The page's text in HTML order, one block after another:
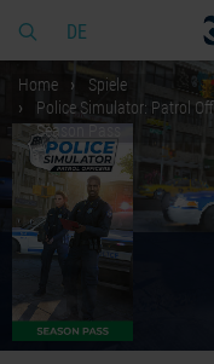
DE
Home
Spiele
Police Simulator: Patrol
Season Pass